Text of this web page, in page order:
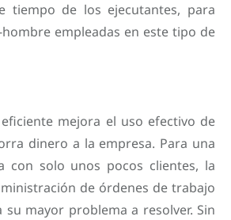
tiempo de los ejecutantes, para
empleadas en este tipo de
mejora el uso efectivo de
dinero a la empresa. Para una
con solo unos pocos clientes, la
de órdenes de trabajo
su mayor problema a resolver. Sin